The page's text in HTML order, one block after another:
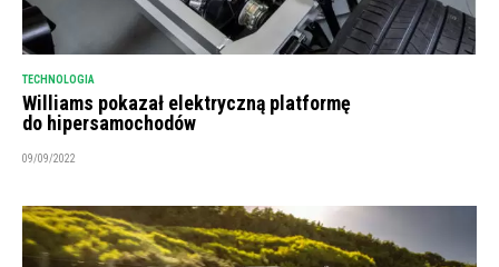
TECHNOLOGIA
Williams pokazał elektryczną platformę
do hipersamochodów
09/09/2022